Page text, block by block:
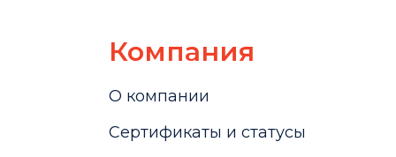
Компания
О компании
Сертификаты и статусы